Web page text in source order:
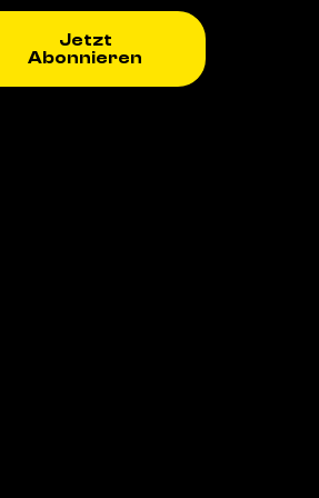
Jetzt
Abonnieren